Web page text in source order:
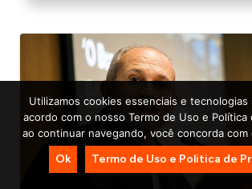
Utilizamos cookies essenciais e tecnologias
acordo com o nosso Termo de Uso e Política
ao continuar navegando, você concorda com
Ok Termo de Uso e Politica de